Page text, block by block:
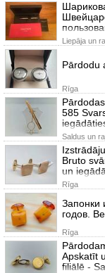
Liepāja un
Pārdodu
Rīga
585
Saldus un
Bruto
un
Rīga
Запонки
годов.
Rīga
Apskatīt
filiālē -